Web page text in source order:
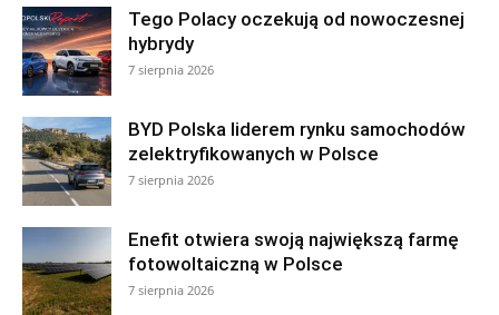
Tego Polacy oczekują od nowoczesnej
hybrydy
7 sierpnia 2026
BYD Polska liderem rynku samochodów
zelektryfikowanych w Polsce
7 sierpnia 2026
Enefit otwiera swoją największą farmę
fotowoltaiczną w Polsce
7 sierpnia 2026